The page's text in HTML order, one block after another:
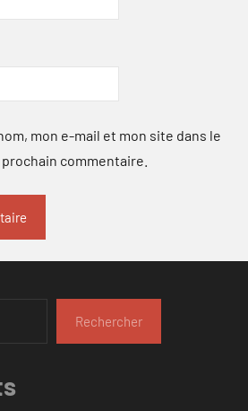
mon e-mail et mon site dans le
commentaire.
Rechercher